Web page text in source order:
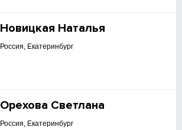
Новицкая Наталья
Россия, Екатеринбург
Орехова Светлана
Россия, Екатеринбург